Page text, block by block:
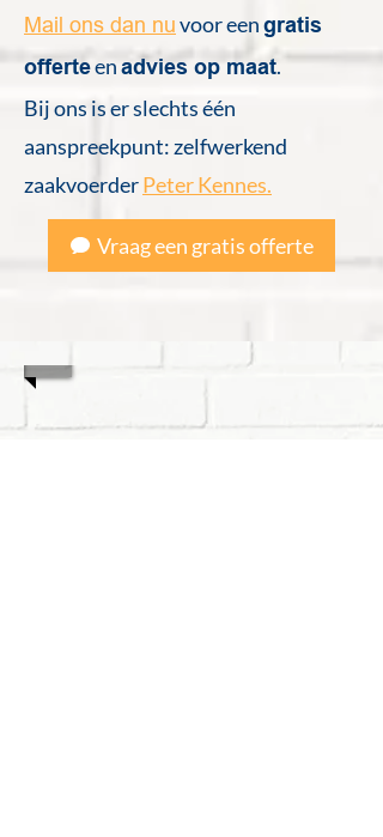
Mail ons dan nuvoor een gratis
offerteen advies op maat.
Bij ons is er slechts één
aanspreekpunt: zelfwerkend
zaakvoerderPeter Kennes.
Vraag een gratis offerte